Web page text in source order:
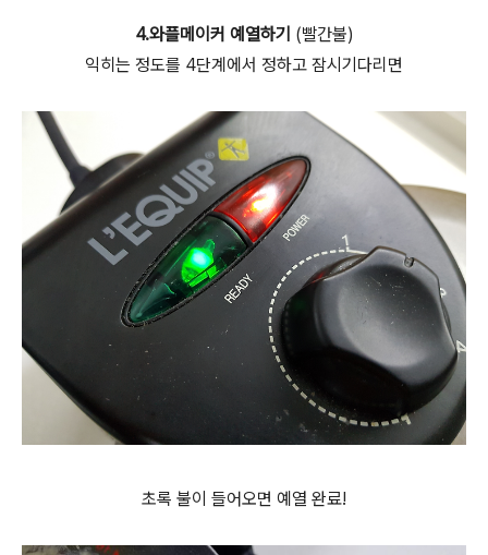
4.와플메이커 예열하기 (빨간불)
익히는 정도를 4단계에서 정하고 잠시기다리면
초록 불이 들어오면 예열 완료!